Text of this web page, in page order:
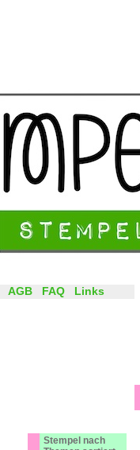
Stempel nach
AGB FAQ Links